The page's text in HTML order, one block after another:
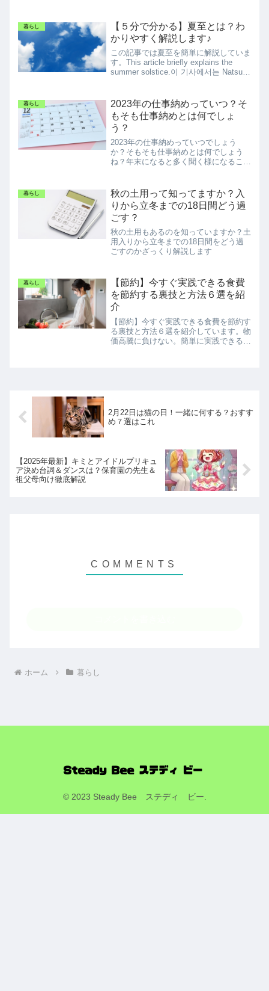
暮らし
【５分で分かる】夏至とは？わ
かりやすく解説します♪
この記事では夏至を簡単に解説していま
す。This article briefly explains the
summer solstice.이 기사에서는 Natsuji
暮らし
2023年の仕事納めっていつ？そ
もそも仕事納めとは何でしょ
う？
2023年の仕事納めっていつでしょう
か？そもそも仕事納めとは何でしょう
ね？年末になると多く聞く様になるこの
暮らし
秋の土用って知ってますか？入
りから立冬までの18日間どう過
ごす？
秋の土用もあるのを知っていますか？土
用入りから立冬までの18日間をどう過
ごすのかざっくり解説します
暮らし
【節約】今すぐ実践できる食費
を節約する裏技と方法６選を紹
介
【節約】今すぐ実践できる食費を節約す
る裏技と方法６選を紹介しています。物
価高騰に負けない。簡単に実践できる技
2月22日は猫の日！一緒に何する？おすす
め７選はこれ
【2025年最新】キミとアイドルプリキュ
ア決め台詞＆ダンスは？保育園の先生＆
祖父母向け徹底解説
ホーム 暮らし
© 2023 Steady Bee ステディ ビー.